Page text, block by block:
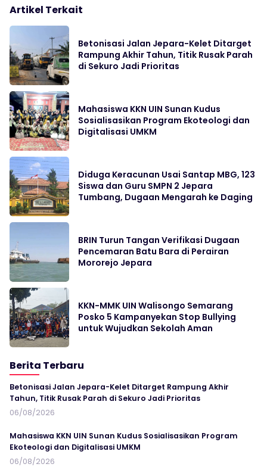
Artikel Terkait
Betonisasi Jalan Jepara-Kelet Ditarget
Rampung Akhir Tahun, Titik Rusak Parah
di Sekuro Jadi Prioritas
Mahasiswa KKN UIN Sunan Kudus
Sosialisasikan Program Ekoteologi dan
Digitalisasi UMKM
Diduga Keracunan Usai Santap MBG, 123
Siswa dan Guru SMPN 2 Jepara
Tumbang, Dugaan Mengarah ke Daging
BRIN Turun Tangan Verifikasi Dugaan
Pencemaran Batu Bara di Perairan
Mororejo Jepara
KKN-MMK UIN Walisongo Semarang
Posko 5 Kampanyekan Stop Bullying
untuk Wujudkan Sekolah Aman
Berita Terbaru
Betonisasi Jalan Jepara-Kelet Ditarget Rampung Akhir
Tahun, Titik Rusak Parah di Sekuro Jadi Prioritas
06/08/2026
Mahasiswa KKN UIN Sunan Kudus Sosialisasikan Program
Ekoteologi dan Digitalisasi UMKM
06/08/2026